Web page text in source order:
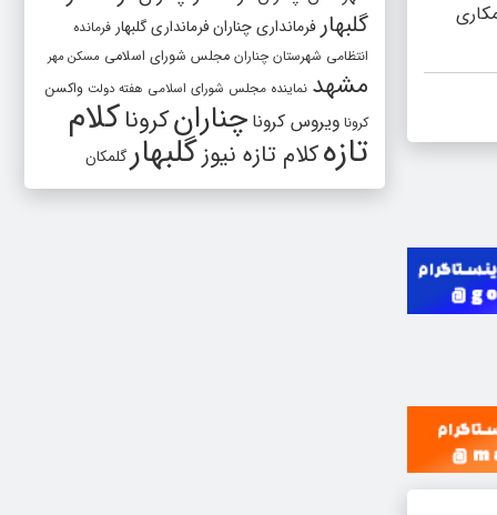
گلبهار فرمانداری چنارانفرمانداری گلبهار فرمانده
انتظامی شهرستان چناران مجلس شورای اسلامی مسکن مهر
مشهد نماینده مجلس شورای اسلامی هفته دولت واکسن
کرونا ویروس کرونا چنارانکروناکلام
تازهکلام تازه نیوزگلبهارگلمکان